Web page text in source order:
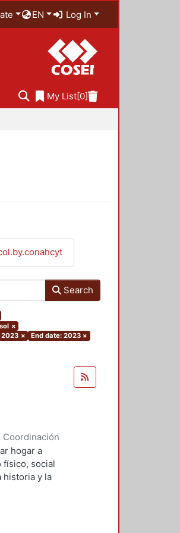
EN Log In
My List[0]
Search
×
2023 × End date: 2023 ×
Coordinación
;Arce
hogar a
físico, social
historia y la